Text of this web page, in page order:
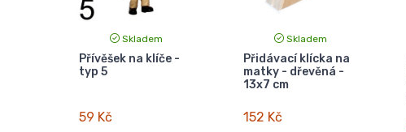
Skladem
Přívěšek na klíče -
typ 5
59 Kč
Skladem
Přidávací klícka na
matky - dřevěná -
13x7 cm
152 Kč